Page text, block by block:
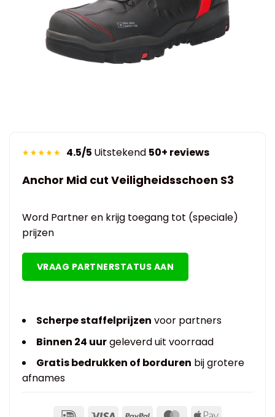
4.5/5 Uitstekend 50+ reviews
Anchor Mid cut Veiligheidsschoen S3
Word Partner en krijg toegang tot (speciale)
prijzen
VRAAG PARTNERSTATUS AAN
Scherpe staffelprijzen voor partners
Binnen 24 uurgeleverd uit voorraad
Gratis bedrukken of borduren bij grotere
afnames